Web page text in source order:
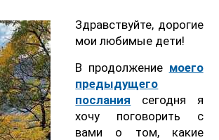
Здравствуйте, дорогие
мои любимые дети!
В продолжение моего
предыдущего
послания сегодня я
хочу поговорить с
вами о том, какие